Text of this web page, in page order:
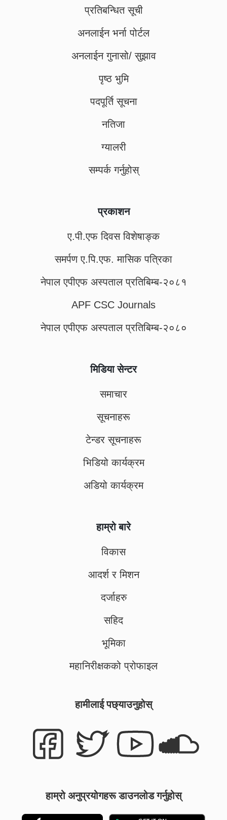
प्रतिबन्धित सूची
अनलाईन भर्ना पोर्टल
अनलाईन गुनासो/ सुझाव
पृष्ठ भुमि
पदपूर्ति सूचना
नतिजा
ग्यालरी
सम्पर्क गर्नुहोस्
प्रकाशन
ए.पी.एफ दिवस विशेषाङ्क
समर्पण ए.पि.एफ. मासिक पत्रिका
नेपाल एपीएफ अस्पताल प्रतिबिम्ब-२०८१
APF CSC Journals
नेपाल एपीएफ अस्पताल प्रतिबिम्ब-२०८०
मिडिया सेन्टर
समाचार
सूचनाहरू
टेन्डर सूचनाहरू
भिडियो कार्यक्रम
अडियो कार्यक्रम
हाम्रो बारे
विकास
आदर्श र मिशन
दर्जाहरु
सहिद
भूमिका
महानिरीक्षकको प्रोफाइल
हामीलाई पछ्याउनुहोस्
हाम्रो अनुप्रयोगहरू डाउनलोड गर्नुहोस्